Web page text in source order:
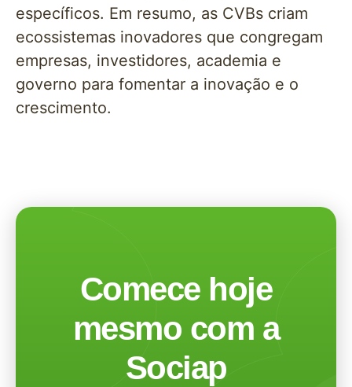
específicos. Em resumo, as CVBs criam
ecossistemas inovadores que congregam
empresas, investidores, academia e
governo para fomentar a inovação e o
crescimento.
Comece hoje
mesmo com a
Sociap